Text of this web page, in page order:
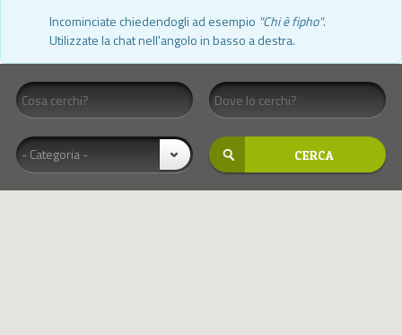
Incominciate chiedendogli ad esempio "Chi è fipho".
Utilizzate la chat nell'angolo in basso a destra.
- Categoria -